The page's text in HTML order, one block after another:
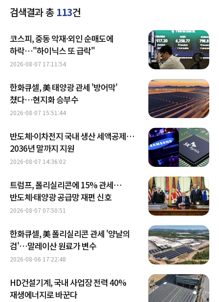
검색결과 총 113건
코스피, 중동 악재·외인 순매도에
하락…"하이닉스 또 급락"
2026-08-07 17:11:54
한화큐셀, 美 태양광 관세 '방어막'
쳤다…현지화 승부수
2026-08-07 15:51:44
반도체·이차전지 국내 생산 세액공제…
2036년 말까지 지원
2026-08-07 14:36:02
트럼프, 폴리실리콘에 15% 관세…
반도체·태양광 공급망 재편 신호
2026-08-07 07:50:51
한화큐셀, 美 폴리실리콘 관세 '양날의
검'…말레이산 원료가 변수
2026-08-06 17:22:48
HD건설기계, 국내 사업장 전력 40%
재생에너지로 바꾼다